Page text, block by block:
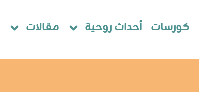
كورسات أحداث روحية مقالات